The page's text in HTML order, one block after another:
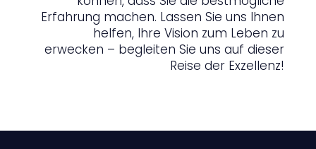
Erfahrung machen. Lassen Sie uns Ihnen
helfen, Ihre Vision zum Leben zu
erwecken – begleiten Sie uns auf dieser
Reise der Exzellenz!